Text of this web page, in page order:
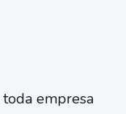
empresa